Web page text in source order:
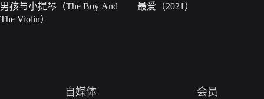
男孩与小提琴（The Boy And
The Violin）
最爱（2021）
自媒体 会员